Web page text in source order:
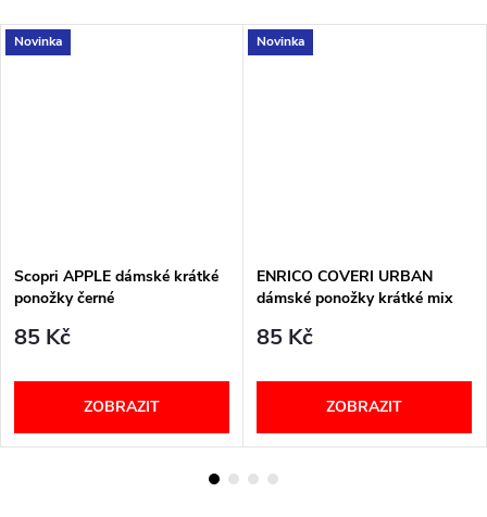
Novinka
Scopri APPLE dámské krátké
ponožky černé
85 Kč
ZOBRAZIT
Novinka
ENRICO COVERI URBAN
dámské ponožky krátké mix
85 Kč
ZOBRAZIT